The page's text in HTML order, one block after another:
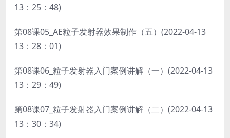
13：25：48)
第08课05_AE粒子发射器效果制作（五）(2022-04-13
13：28：01)
第08课06_粒子发射器入门案例讲解（一）(2022-04-13
13：29：49)
第08课07_粒子发射器入门案例讲解（二）(2022-04-13
13：30：34)